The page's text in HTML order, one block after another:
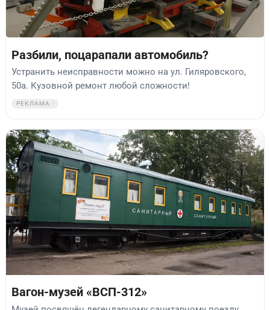
Разбили, поцарапали автомобиль?
Устранить неисправности можно на ул. Гиляровского,
50а. Кузовной ремонт любой сложности!
РЕКЛАМА
Вагон-музей «ВСП-312»